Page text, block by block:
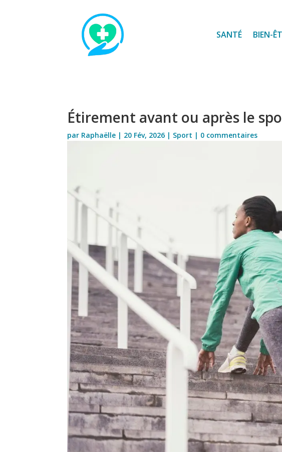
SANTÉ BIEN-
Étirement avant ou après le
par Raphaëlle | 20 Fév, 2026 | Sport | 0 commentaires